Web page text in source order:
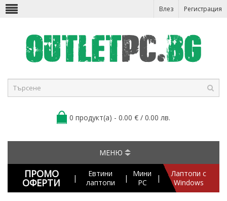
Влез Регистрация
0 продукт(а) - 0.00 € / 0.00 лв.
МЕНЮ
ПРОМО
ОФЕРТИ |
Евтини
лаптопи
|
Мини
PC
|
Лаптопи с
Windows